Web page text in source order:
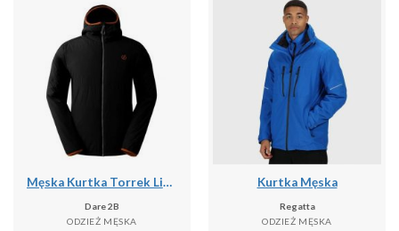
Męska Kurtka Torrek Lite Air
Dare 2B
ODZIEŻ MĘSKA
Kurtka Męska
Regatta
ODZIEŻ MĘSKA